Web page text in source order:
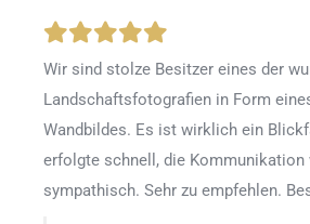
Wir sind stolze Besitzer eines der
Landschaftsfotografien in Form
Wandbildes. Es ist wirklich ein
erfolgte schnell, die Kommunikation
sympathisch. Sehr zu empfehlen.